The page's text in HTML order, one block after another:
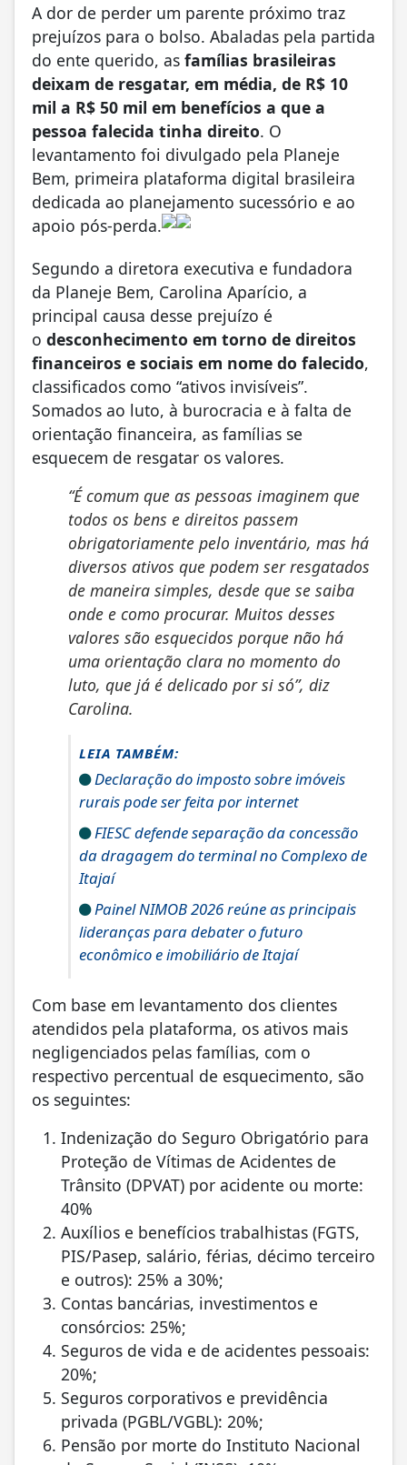
A dor de perder um parente próximo traz
prejuízos para o bolso. Abaladas pela partida
do ente querido, as famílias brasileiras
deixam de resgatar, em média, de R$ 10
mil a R$ 50 mil em benefícios a que a
pessoa falecida tinha direito. O
levantamento foi divulgado pela Planeje
Bem, primeira plataforma digital brasileira
dedicada ao planejamento sucessório e ao
apoio pós-perda.
Segundo a diretora executiva e fundadora
da Planeje Bem, Carolina Aparício, a
principal causa desse prejuízo é
o desconhecimento em torno de direitos
financeiros e sociais em nome do falecido,
classificados como “ativos invisíveis”.
Somados ao luto, à burocracia e à falta de
orientação financeira, as famílias se
esquecem de resgatar os valores.
“É comum que as pessoas imaginem que
todos os bens e direitos passem
obrigatoriamente pelo inventário, mas há
diversos ativos que podem ser resgatados
de maneira simples, desde que se saiba
onde e como procurar. Muitos desses
valores são esquecidos porque não há
uma orientação clara no momento do
luto, que já é delicado por si só”, diz
Carolina.
LEIA TAMBÉM:
Declaração do imposto sobre imóveis
rurais pode ser feita por internet
FIESC defende separação da concessão
da dragagem do terminal no Complexo de
Itajaí
Painel NIMOB 2026 reúne as principais
lideranças para debater o futuro
econômico e imobiliário de Itajaí
Com base em levantamento dos clientes
atendidos pela plataforma, os ativos mais
negligenciados pelas famílias, com o
respectivo percentual de esquecimento, são
os seguintes:
Indenização do Seguro Obrigatório para
Proteção de Vítimas de Acidentes de
Trânsito (DPVAT) por acidente ou morte:
40%
Auxílios e benefícios trabalhistas (FGTS,
PIS/Pasep, salário, férias, décimo terceiro
e outros): 25% a 30%;
Contas bancárias, investimentos e
consórcios: 25%;
Seguros de vida e de acidentes pessoais:
20%;
Seguros corporativos e previdência
privada (PGBL/VGBL): 20%;
Pensão por morte do Instituto Nacional